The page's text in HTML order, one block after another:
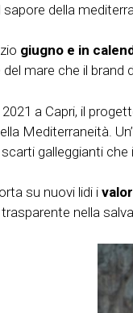
sapore della
giugno e in
del mare che il brand
a Capri, il
Mediterraneità.
galleggianti
su nuovi lidi i
nella